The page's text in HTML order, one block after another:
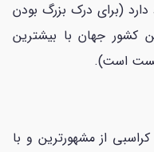
(برای درک بزرگ بودن
کشور جهان با بیشترین
از مشهورترین و با